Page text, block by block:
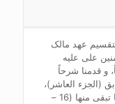
11 تا 15) – قمنا بتقسیم عهد مالک
علی علیه
و قدمنا شرحاً
الجزء السابق (الجزء العاشر)،
و بسبب زیادة حجم الرسالة قمنا بتقدیم ما تبقی منها (16 –